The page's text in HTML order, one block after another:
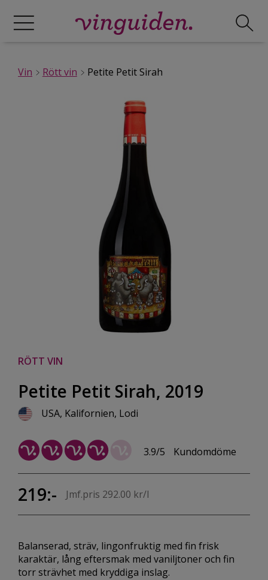
Vin Rött vin Petite Petit Sirah
RÖTT VIN
Petite Petit Sirah, 2019
USA, Kalifornien, Lodi
3.9/5 Kundomdöme
219:- Jmf.pris 292.00 kr/l
Balanserad, sträv, lingonfruktig med fin frisk
karaktär, lång eftersmak med vaniljtoner och fin
torr strävhet med kryddiga inslag.